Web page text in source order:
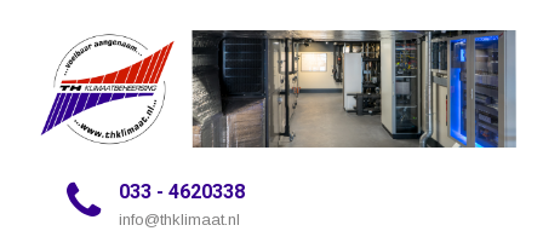
033 - 4620338
info@thklimaat.nl